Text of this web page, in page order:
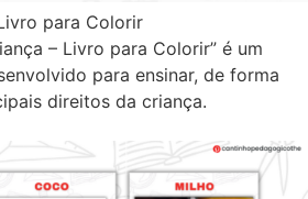
para Colorir
– Livro para Colorir” é um
para ensinar, de forma
direitos da criança.